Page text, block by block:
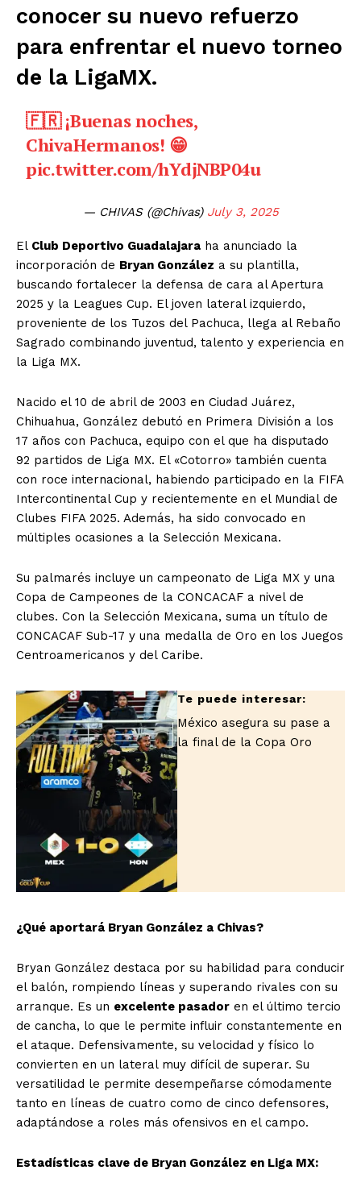
El Suplemento
conocer su nuevo refuerzo
para enfrentar el nuevo torneo
de la LigaMX.
🇫🇷 ¡Buenas noches,
ChivaHermanos! 😁
pic.twitter.com/hYdjNBP04u
— CHIVAS (@Chivas) July 3, 2025
El Club Deportivo Guadalajara ha anunciado la
incorporación de Bryan González a su plantilla,
buscando fortalecer la defensa de cara al Apertura
2025 y la Leagues Cup. El joven lateral izquierdo,
proveniente de los Tuzos del Pachuca, llega al Rebaño
Sagrado combinando juventud, talento y experiencia en
la Liga MX.
Nacido el 10 de abril de 2003 en Ciudad Juárez,
Chihuahua, González debutó en Primera División a los
17 años con Pachuca, equipo con el que ha disputado
92 partidos de Liga MX. El «Cotorro» también cuenta
con roce internacional, habiendo participado en la FIFA
Intercontinental Cup y recientemente en el Mundial de
Clubes FIFA 2025. Además, ha sido convocado en
múltiples ocasiones a la Selección Mexicana.
Su palmarés incluye un campeonato de Liga MX y una
Copa de Campeones de la CONCACAF a nivel de
clubes. Con la Selección Mexicana, suma un título de
CONCACAF Sub-17 y una medalla de Oro en los Juegos
Centroamericanos y del Caribe.
México asegura su pase a
la final de la Copa Oro
¿Qué aportará Bryan González a Chivas?
Bryan González destaca por su habilidad para conducir
el balón, rompiendo líneas y superando rivales con su
arranque. Es un excelente pasador en el último tercio
de cancha, lo que le permite influir constantemente en
el ataque. Defensivamente, su velocidad y físico lo
convierten en un lateral muy difícil de superar. Su
versatilidad le permite desempeñarse cómodamente
tanto en líneas de cuatro como de cinco defensores,
adaptándose a roles más ofensivos en el campo.
Estadísticas clave de Bryan González en Liga MX: